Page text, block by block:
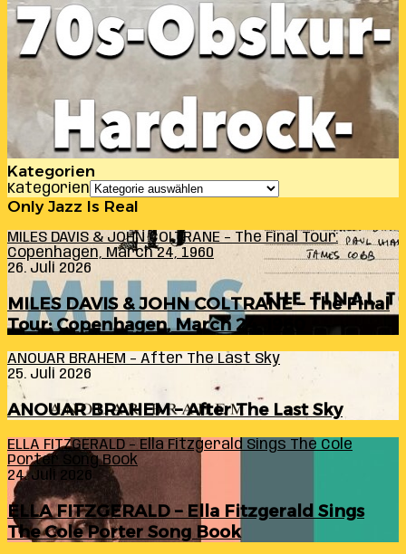
Kategorien
Kategorien
Only Jazz Is Real
MILES DAVIS & JOHN COLTRANE – The Final Tour:
Copenhagen, March 24, 1960
26. Juli 2026
MILES DAVIS & JOHN COLTRANE – The Final
Tour: Copenhagen, March 24, 1960
ANOUAR BRAHEM – After The Last Sky
25. Juli 2026
ANOUAR BRAHEM – After The Last Sky
ELLA FITZGERALD – Ella Fitzgerald Sings The Cole
Porter Song Book
24. Juli 2026
ELLA FITZGERALD – Ella Fitzgerald Sings
The Cole Porter Song Book